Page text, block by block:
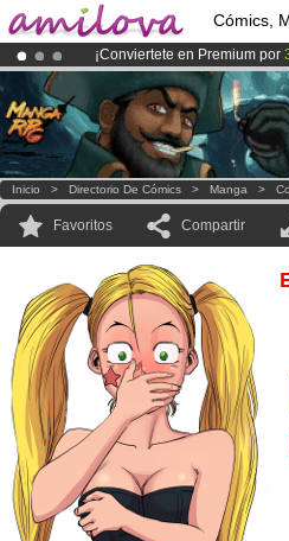
Cómics,
¡Conviertete en Premium por
¡Ya tenemos 100000
El Kickstarter Amilova está
Inicio > Directorio De Cómics > Manga >
Favoritos Compartir